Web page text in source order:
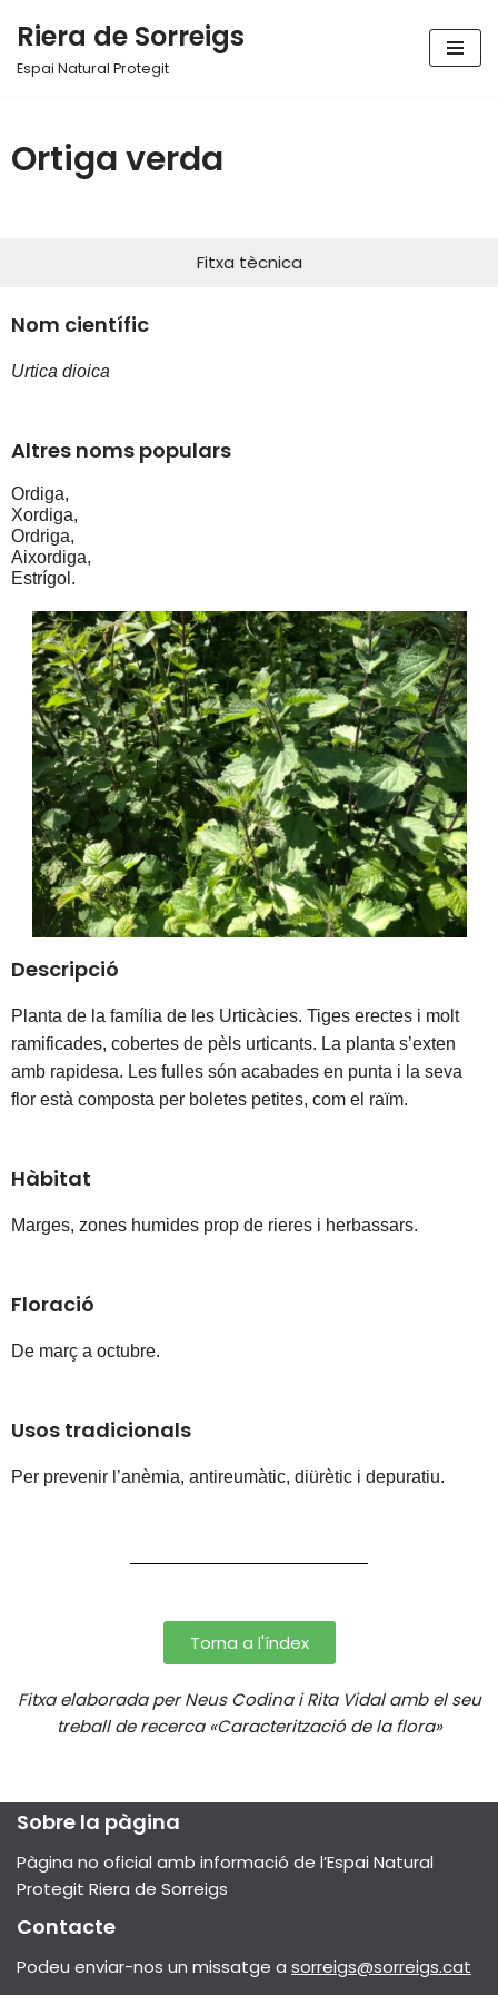
Vés
Riera de Sorreigs
Espai Natural Protegit
Ortiga verda
Fitxa tècnica
Nom científic
Urtica dioica
Altres noms populars
Ordiga,
Xordiga,
Ordriga,
Aixordiga,
Estrígol.
Descripció
Planta de la família de les Urticàcies. Tiges erectes i molt
ramificades, cobertes de pèls urticants. La planta s’exten
amb rapidesa. Les fulles són acabades en punta i la seva
flor està composta per boletes petites, com el raïm.
Hàbitat
Marges, zones humides prop de rieres i herbassars.
Floració
De març a octubre.
Usos tradicionals
Per prevenir l’anèmia, antireumàtic, diürètic i depuratiu.
Torna a l'índex
Fitxa elaborada per Neus Codina i Rita Vidal amb el seu
treball de recerca «Caracterització de la flora»
Sobre la pàgina
Pàgina no oficial amb informació de l’Espai Natural
Protegit Riera de Sorreigs
Contacte
Podeu enviar-nos un missatge a sorreigs@sorreigs.cat